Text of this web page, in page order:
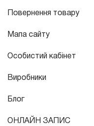
Повернення товару
Мапа сайту
Особистий кабінет
Виробники
Блог
ОНЛАЙН ЗАПИС